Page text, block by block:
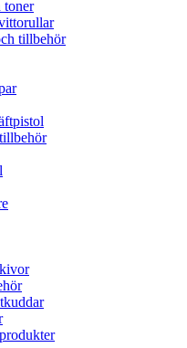
toner
tillbehör